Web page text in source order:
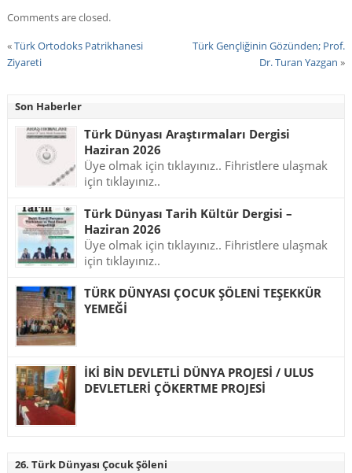
Comments are closed.
«Türk Ortodoks Patrikhanesi
Ziyareti
Türk Gençliğinin Gözünden; Prof.
Dr. Turan Yazgan »
Son Haberler
Türk Dünyası Araştırmaları Dergisi
Haziran 2026
Üye olmak için tıklayınız.. Fihristlere ulaşmak
için tıklayınız..
Türk Dünyası Tarih Kültür Dergisi –
Haziran 2026
Üye olmak için tıklayınız.. Fihristlere ulaşmak
için tıklayınız..
TÜRK DÜNYASI ÇOCUK ŞÖLENİ TEŞEKKÜR
YEMEĞİ
İKİ BİN DEVLETLİ DÜNYA PROJESİ / ULUS
DEVLETLERİ ÇÖKERTME PROJESİ
26. Türk Dünyası Çocuk Şöleni